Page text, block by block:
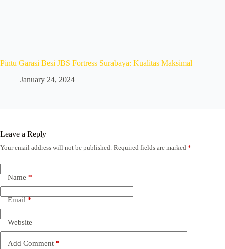
Pintu Garasi Besi JBS Fortress Surabaya: Kualitas Maksimal
January 24, 2024
Leave a Reply
Your email address will not be published. Required fields are marked *
Name*
Email*
Website
Add Comment *